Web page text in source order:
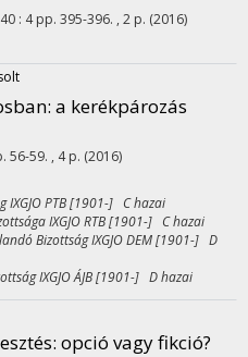
: 4 pp. 395-396. , 2 p. (2016)
a kerékpározás
56-59. , 4 p. (2016)
PTB [1901-] C hazai
IXGJO RTB [1901-] C hazai
Bizottság IXGJO DEM [1901-] D
IXGJO ÁJB [1901-] D hazai
opció vagy fikció?